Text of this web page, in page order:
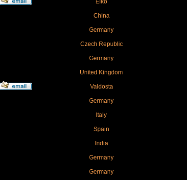
Elko
China
Germany
Czech Republic
Germany
United Kingdom
Valdosta
Germany
Italy
Spain
India
Germany
Germany